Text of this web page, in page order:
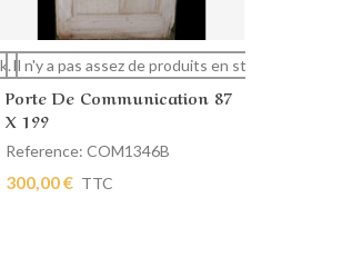
Afficher plus
Il n'y a pas assez de produits en stock.
Porte De Communication 87
X 199
Reference: COM1346B
300,00 € TTC